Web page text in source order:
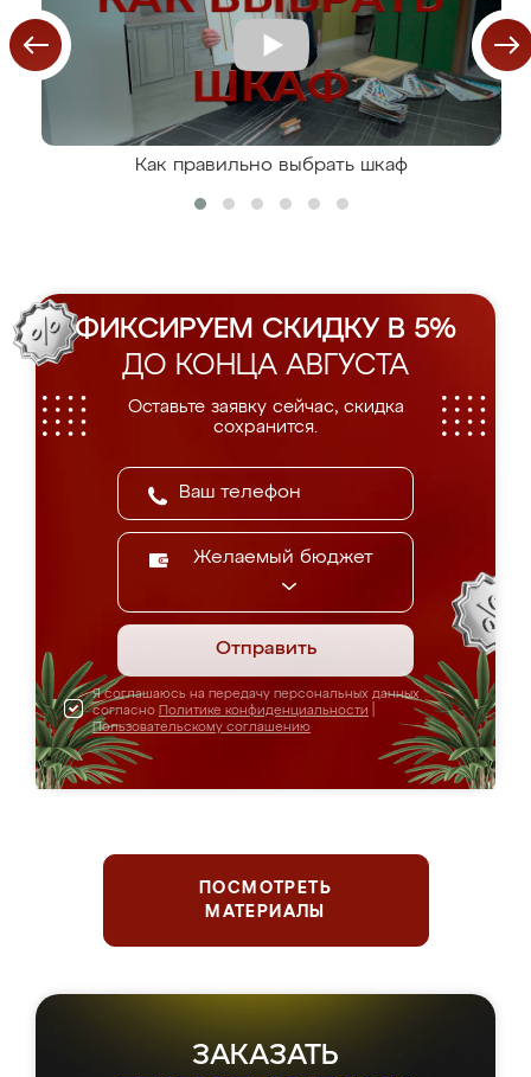
Как правильно выбрать шкаф
ФИКСИРУЕМ СКИДКУ В 5%
ДО КОНЦА АВГУСТА
Оставьте заявку сейчас, скидка
сохранится.
Желаемый бюджет
Отправить
Я соглашаюсь на передачу персональных данных
согласно Политике конфиденциальности
Пользовательскому соглашению
ПОСМОТРЕТЬ
МАТЕРИАЛЫ
ЗАКАЗАТЬ